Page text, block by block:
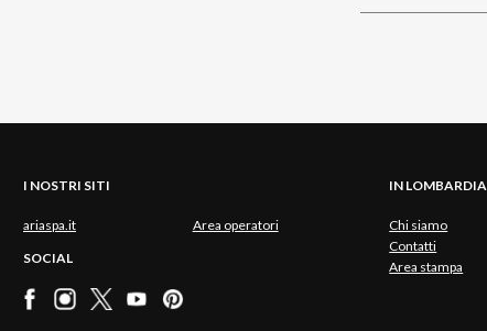
I NOSTRI SITI
ariaspa.it Area operatori
SOCIAL
IN LOMBARDIA
Chi siamo
Contatti
Area stampa